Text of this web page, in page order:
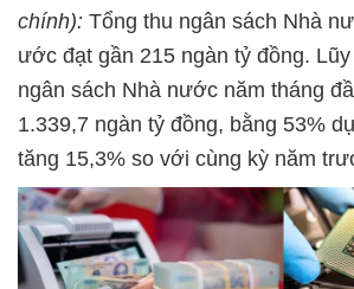
chính): Tổng thu ngân sách Nhà
ước đạt gần 215 ngàn tỷ đồng.
ngân sách Nhà nước năm tháng
1.339,7 ngàn tỷ đồng, bằng 53%
tăng 15,3% so với cùng kỳ năm